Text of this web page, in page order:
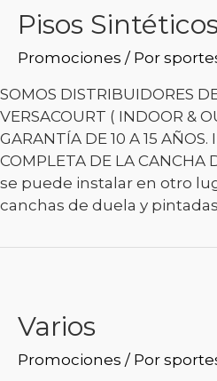
Pisos
Promociones / Por
SOMOS DISTRIBUIDORES
VERSACOURT ( INDOOR &
GARANTÍA DE 10 A 15 AÑOS.
COMPLETA DE LA CANCHA
se puede instalar en otro
canchas de duela y
Varios
Promociones / Por